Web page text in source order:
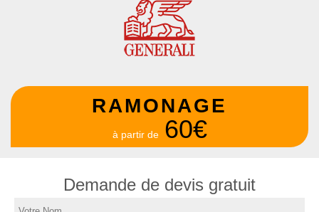
RAMONAGE
à partir de 60€
Demande de devis gratuit